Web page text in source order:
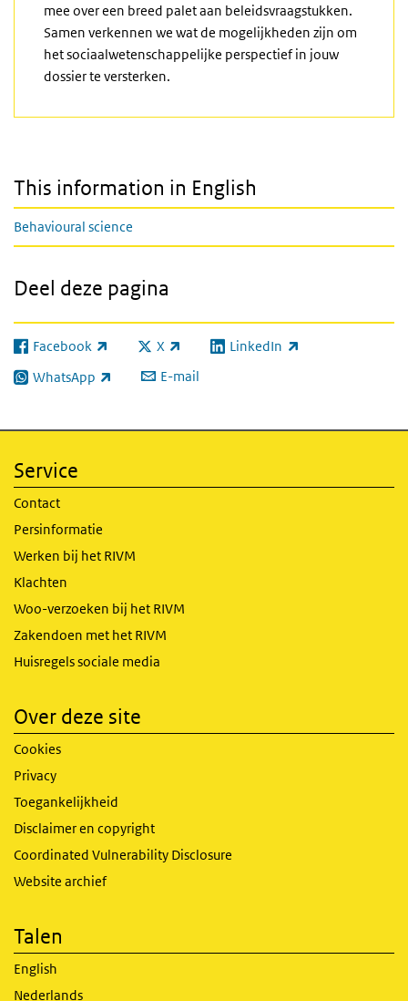
mee over een breed palet aan beleidsvraagstukken.
Samen verkennen we wat de mogelijkheden zijn om
het sociaalwetenschappelijke perspectief in jouw
dossier te versterken.
This information in English
Behavioural science
Deel deze pagina
Facebook
(externe link) X
(externe link) LinkedIn
(externe link)
WhatsApp
(externe link) E-mail
Service
Contact
Persinformatie
Werken bij het RIVM
Klachten
Woo-verzoeken bij het RIVM
Zakendoen met het RIVM
Huisregels sociale media
Over deze site
Cookies
Privacy
Toegankelijkheid
Disclaimer en copyright
Coordinated Vulnerability Disclosure
Website archief
Talen
English
Nederlands